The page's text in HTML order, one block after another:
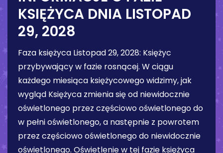
KSIĘŻYCA DNIA LISTOPAD
29, 2028
Faza księżyca Listopad 29, 2028: Księżyc
przybywający w fazie rosnącej. W ciągu
każdego miesiąca księżycowego widzimy, jak
wygląd Księżyca zmienia się od niewidocznie
oświetlonego przez częściowo oświetlonego do
w pełni oświetlonego, a następnie z powrotem
przez częściowo oświetlonego do niewidocznie
oświetlonego. Oświetlenie w tej fazie księżyca